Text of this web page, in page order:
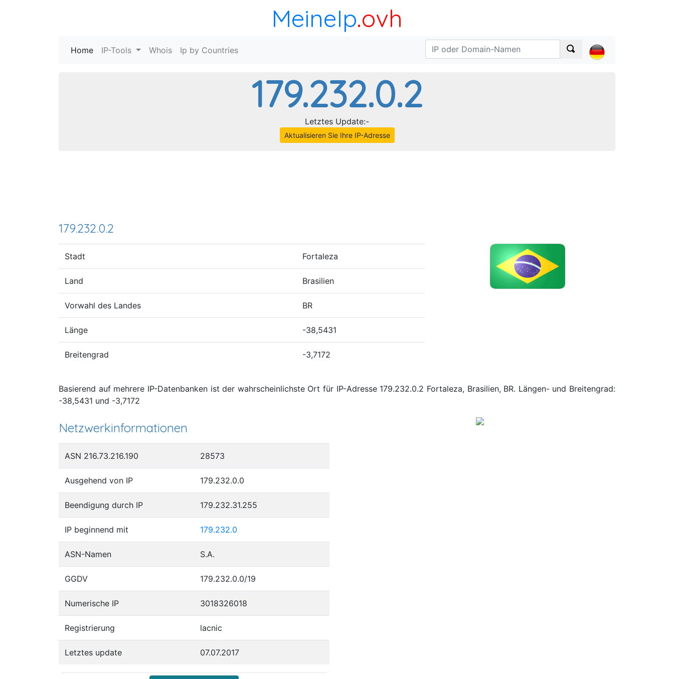
MeineIp.ovh
Home (current)
IP-Tools Whois Ip by Countries
179.232.0.2
Letztes Update:-
Aktualisieren Sie Ihre IP-Adresse
179.232.0.2
Stadt Fortaleza
Land Brasilien
Vorwahl des Landes BR
Länge -38,5431
Breitengrad -3,7172
Basierend auf mehrere IP-Datenbanken ist der wahrscheinlichste Ort für IP-Adresse 179.232.0.2 Fortaleza, Brasilien, BR. Längen- und Breitengrad:
-38,5431 und -3,7172
Netzwerkinformationen
ASN 216.73.216.190 28573
Ausgehend von IP 179.232.0.0
Beendigung durch IP 179.232.31.255
IP beginnend mit 179.232.0
ASN-Namen S.A.
GGDV 179.232.0.0/19
Numerische IP 3018326018
Registrierung lacnic
Letztes update 07.07.2017